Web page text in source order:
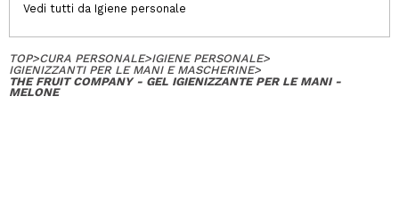
Vedi tutti da Igiene personale
TOP>CURA PERSONALE>IGIENE PERSONALE>
IGIENIZZANTI PER LE MANI E MASCHERINE>
THE FRUIT COMPANY - GEL IGIENIZZANTE PER LE MANI -
MELONE